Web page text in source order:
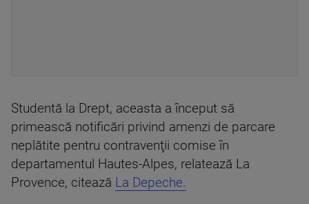
Studentă la Drept, aceasta a început să
primească notificări privind amenzi de parcare
neplătite pentru contravenţii comise în
departamentul Hautes-Alpes, relatează La
Provence, citează La Depeche.